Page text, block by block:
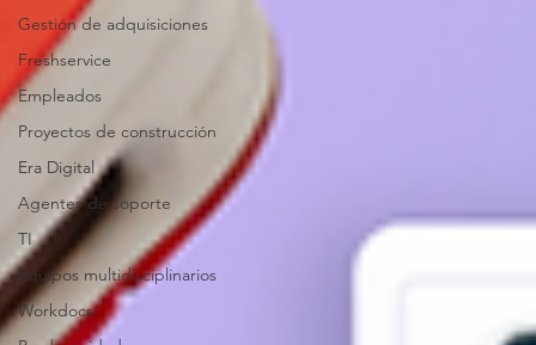
Gestión de adquisiciones
Freshservice
Empleados
Proyectos de construcción
Era Digital
Agentes de soporte
TI
Equipos multidisciplinarios
Workdocs